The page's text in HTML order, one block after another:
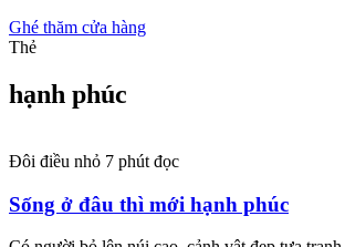
Ghé thăm cửa hàng
Thẻ
hạnh phúc
Đôi điều nhỏ 7 phút đọc
Sống ở đâu thì mới hạnh phúc